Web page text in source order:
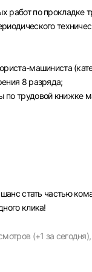
работ по
машиниста
8 разряда;
трудовой книжке
шанс стать частью
клика!
(+1 за сегодня),